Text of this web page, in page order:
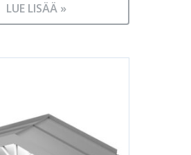
LUE LISÄÄ »